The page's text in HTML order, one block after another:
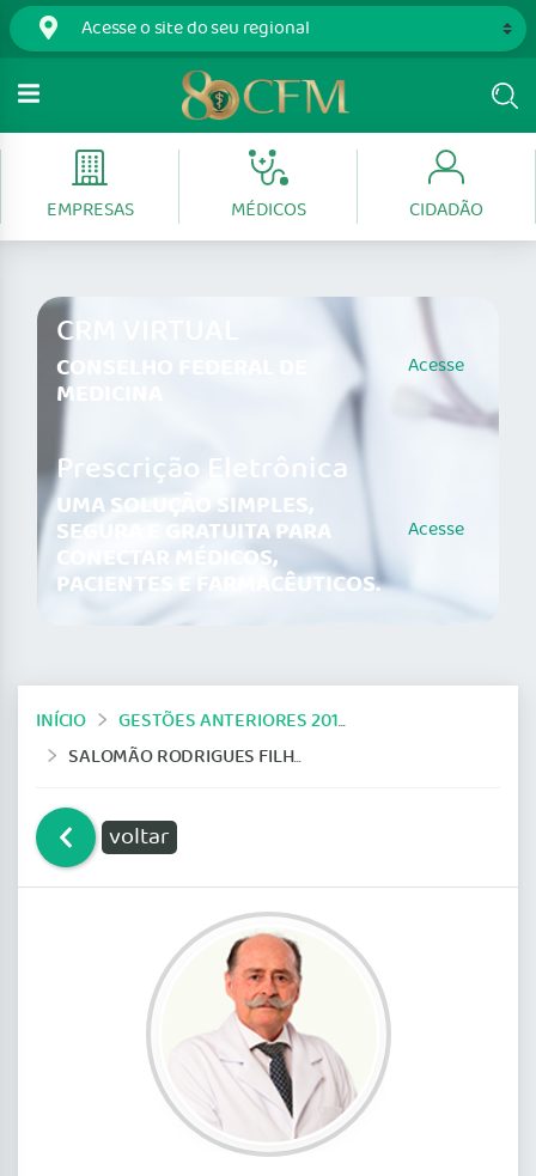
EMPRESAS MÉDICOS CIDADÃO
CRM VIRTUAL
CONSELHO FEDERAL DE
MEDICINA
Acesse
Prescrição Eletrônica
UMA SOLUÇÃO SIMPLES,
SEGURA E GRATUITA PARA
CONECTAR MÉDICOS,
PACIENTES E FARMACÊUTICOS.
Acesse
INÍCIO
GESTÕES ANTERIORES 2014-2019
SALOMÃO RODRIGUES FILHO
voltar